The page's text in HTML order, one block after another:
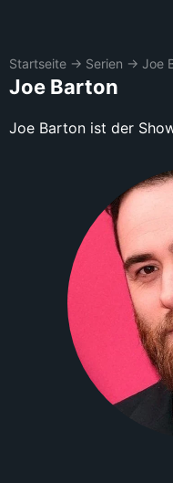
Startseite → Serien → Joe
Joe Barton
Joe Barton ist der